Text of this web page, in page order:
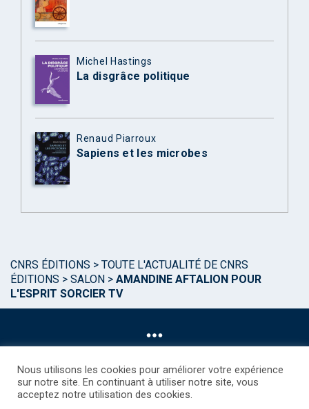
Michel Hastings
La disgrâce politique
Renaud Piarroux
Sapiens et les microbes
CNRS ÉDITIONS > TOUTE L'ACTUALITÉ DE CNRS
ÉDITIONS > SALON > AMANDINE AFTALION POUR
L'ESPRIT SORCIER TV
©CNRS EDITIONS 2025
Nous utilisons les cookies pour améliorer votre expérience
sur notre site. En continuant à utiliser notre site, vous
acceptez notre utilisation des cookies.